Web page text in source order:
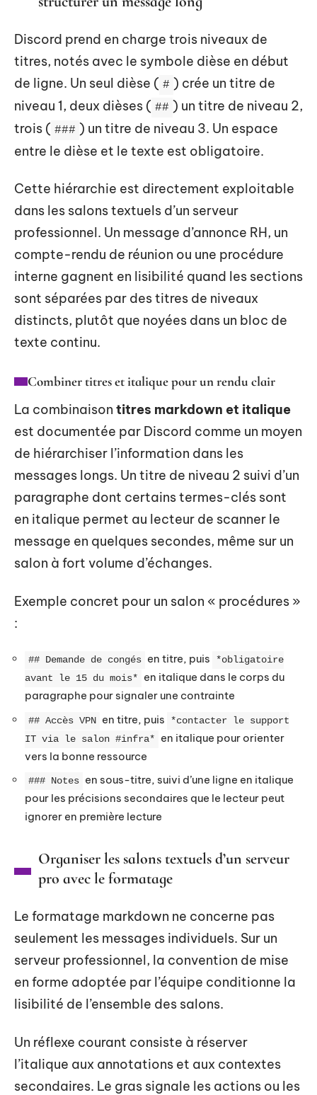
Discord prend en charge trois niveaux de
titres, notés avec le symbole dièse en début
de ligne. Un seul dièse ( # ) crée un titre de
niveau 1, deux dièses ( ## ) un titre de niveau 2,
trois ( ### ) un titre de niveau 3. Un espace
entre le dièse et le texte est obligatoire.
Cette hiérarchie est directement exploitable
dans les salons textuels d’un serveur
professionnel. Un message d’annonce RH, un
compte-rendu de réunion ou une procédure
interne gagnent en lisibilité quand les sections
sont séparées par des titres de niveaux
distincts, plutôt que noyées dans un bloc de
texte continu.
Combiner titres et italique pour un rendu clair
La combinaison titres markdown et italique
est documentée par Discord comme un moyen
de hiérarchiser l’information dans les
messages longs. Un titre de niveau 2 suivi d’un
paragraphe dont certains termes-clés sont
en italique permet au lecteur de scanner le
message en quelques secondes, même sur un
salon à fort volume d’échanges.
Exemple concret pour un salon « procédures »
:
## Demande de congés en titre, puis
*obligatoire
avant le 15 du mois*
en italique dans le corps du
paragraphe pour signaler une contrainte
## Accès VPN en titre, puis
*contacter le support
IT via le salon #infra*
en italique pour orienter
vers la bonne ressource
### Notes en sous-titre, suivi d’une ligne en italique
pour les précisions secondaires que le lecteur peut
ignorer en première lecture
Organiser les salons textuels d’un serveur
pro avec le formatage
Le formatage markdown ne concerne pas
seulement les messages individuels. Sur un
serveur professionnel, la convention de mise
en forme adoptée par l’équipe conditionne la
lisibilité de l’ensemble des salons.
Un réflexe courant consiste à réserver
l’italique aux annotations et aux contextes
secondaires. Le gras signale les actions ou les